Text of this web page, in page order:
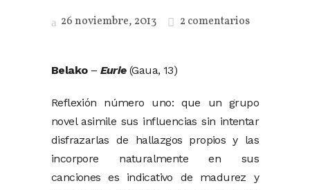
26 noviembre, 2013 2 comentarios
Belako– Eurie(Gaua, 13)
Reflexión número uno: que un grupo
novel asimile sus influencias sin intentar
disfrazarlas de hallazgos propios y las
incorpore naturalmente en sus
canciones es indicativo de madurez y